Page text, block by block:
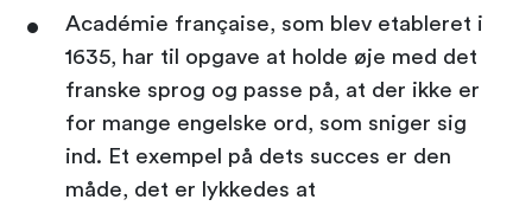
Académie française, som blev etableret i
1635, har til opgave at holde øje med det
franske sprog og passe på, at der ikke er
for mange engelske ord, som sniger sig
ind. Et exempel på dets succes er den
måde, det er lykkedes at